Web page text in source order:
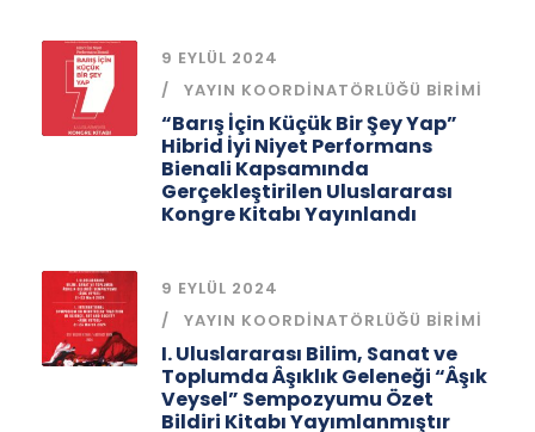
9 EYLÜL 2024
YAYIN KOORDINATÖRLÜĞÜ BIRIMI
“Barış İçin Küçük Bir Şey Yap”
Hibrid İyi Niyet Performans
Bienali Kapsamında
Gerçekleştirilen Uluslararası
Kongre Kitabı Yayınlandı
9 EYLÜL 2024
YAYIN KOORDINATÖRLÜĞÜ BIRIMI
I. Uluslararası Bilim, Sanat ve
Toplumda Âşıklık Geleneği “Âşık
Veysel” Sempozyumu Özet
Bildiri Kitabı Yayımlanmıştır